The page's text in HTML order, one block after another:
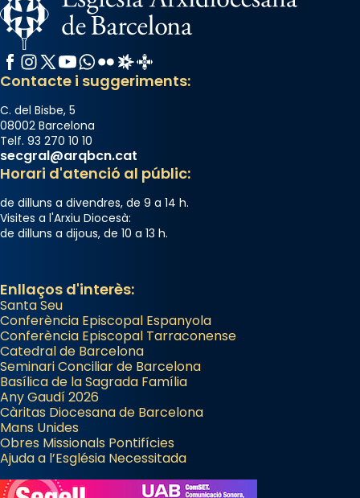
Arquebisbat de Barcelona
2 weeks ago
Memòria de les santes Juliana i
Semproniana, verges i màrtirs.
Acompanyant la història de sant Cugat, a
partir de l’Edat Mitjana sorgeix la tradició
que les santes Juliana (“relatiu a Júlia”) i
Semproniana (“relatiu a Semprònia =
eterna”) són deixebles seves. I l’any 1667, el
frare Joan Gaspar Roig, afirma en una obra
que les santes són filles de l’antiga Iluro.
Mataró en reivindicarà les relíquies fins que
a la “Missa de les Santes” (“Missa de
Glòria”) fou composta el 1848 per Mn.
Manuel Blanch, amb aire d’òpera
italianitzant; s’interpreta per privilegi
pontifici, amb orquestra i cor, i té una
duració aproximada de tres hores. Després,
processó (recuperada el 1972) al voltant
del temple amb les relíquies de les santes.
Des de 1985 hi participa també un grup de
diablesses amb música i ball propis. Festa
gran a Mataró.
Facebook
Instagram
X / Twitter
YouTube
WhatsApp
FlickrRadio Estel
Catalunya Cristiana
Contacte i suggeriments:
C. del Bisbe, 5
08002 Barcelona
Telf. 93 270 10 10
secgral@arqbcn.cat
Horari d'atenció al públic:
de dilluns a divendres, de 9 a 14 h.
Visites a l'Arxiu Diocesà:
de dilluns a dijous, de 10 a 13 h.
Enllaços d'interès:
Santa Seu
Conferència Episcopal Espanyola
Conferència Episcopal Tarraconense
Catedral de Barcelona
Seminari Conciliar de Barcelona
Basílica de la Sagrada Família
Any Gaudí 2026
Càritas Diocesana de Barcelona
Mans Unides
Obres Missionals Pontifícies
Ajuda a l’Església Necessitada